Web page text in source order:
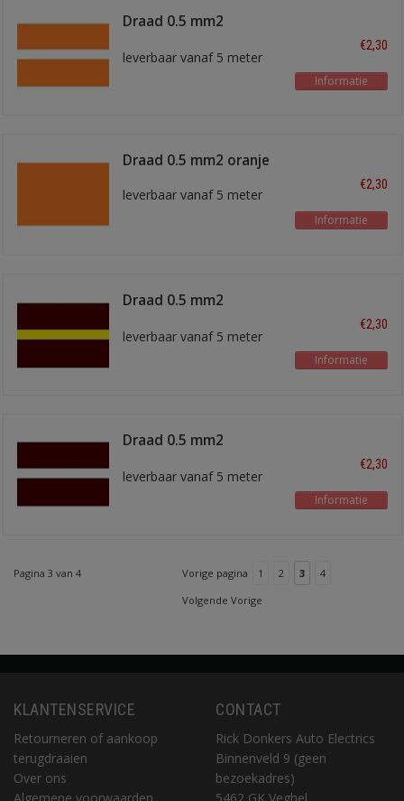
Draad 0.5 mm2
leverbaar vanaf 5 meter
€2,30
Informatie
Draad 0.5 mm2 oranje
leverbaar vanaf 5 meter
€2,30
Informatie
Draad 0.5 mm2
leverbaar vanaf 5 meter
€2,30
Informatie
Draad 0.5 mm2
leverbaar vanaf 5 meter
€2,30
Informatie
Pagina 3 van 4 Vorige pagina 1 2 3
4
Volgende Vorige
KLANTENSERVICE
Retourneren of aankoop
terugdraaien
Over ons
CONTACT
Rick Donkers Auto Electrics
Binnenveld 9 (geen
bezoekadres)